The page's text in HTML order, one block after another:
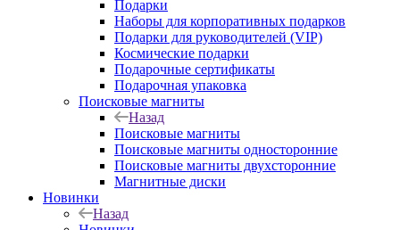
Подарки
Наборы для корпоративных подарков
Подарки для руководителей (VIP)
Космические подарки
Подарочные сертификаты
Подарочная упаковка
Поисковые магниты
Назад
Поисковые магниты
Поисковые магниты односторонние
Поисковые магниты двухсторонние
Магнитные диски
Новинки
Назад